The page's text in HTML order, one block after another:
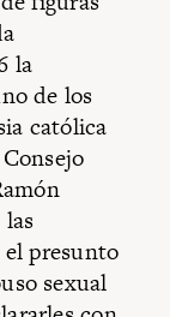
la
de los
católica
presunto
sexual